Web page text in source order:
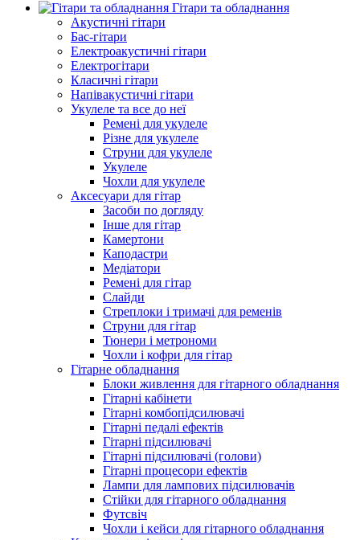
Гітари та обладнання
Акустичні гітари
Бас-гітари
Електроакустичні гітари
Електрогітари
Класичні гітари
Напівакустичні гітари
Укулеле та все до неї
Ремені для укулеле
Різне для укулеле
Струни для укулеле
Укулеле
Чохли для укулеле
Аксесуари для гітар
Засоби по догляду
Інше для гітар
Камертони
Каподастри
Медіатори
Ремені для гітар
Слайди
Стреплоки і тримачі для ременів
Струни для гітар
Тюнери і метрономи
Чохли і кофри для гітар
Гітарне обладнання
Блоки живлення для гітарного обладнання
Гітарні кабінети
Гітарні комбопідсилювачі
Гітарні педалі ефектів
Гітарні підсилювачі
Гітарні підсилювачі (голови)
Гітарні процесори ефектів
Лампи для лампових підсилювачів
Стійки для гітарного обладнання
Футсвіч
Чохли і кейси для гітарного обладнання